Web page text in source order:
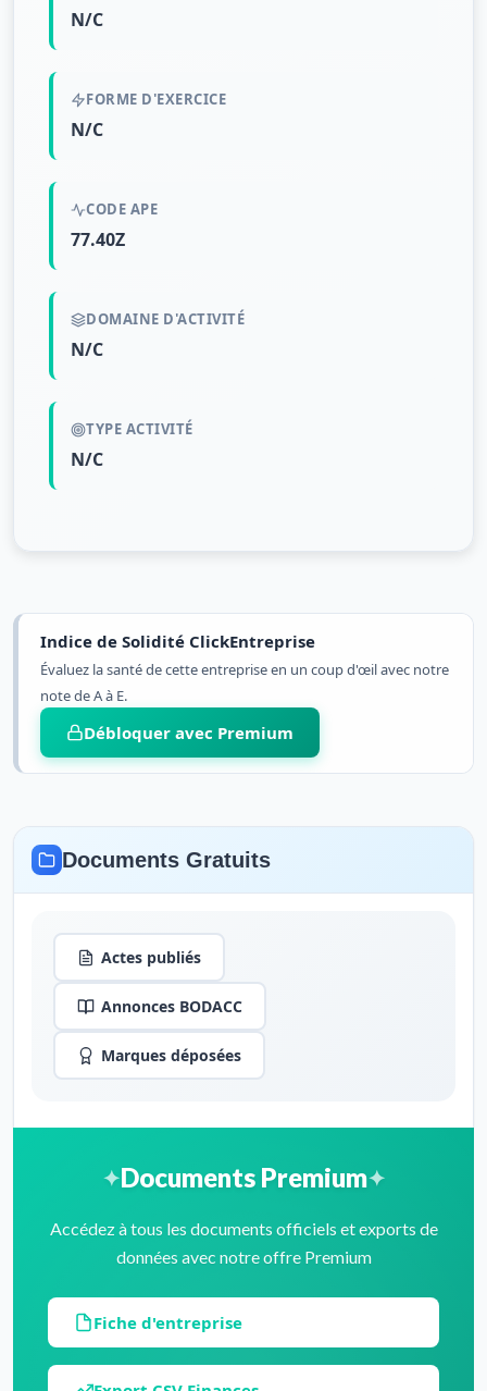
N/C
FORME D'EXERCICE
N/C
CODE APE
77.40Z
DOMAINE D'ACTIVITÉ
N/C
TYPE ACTIVITÉ
N/C
Indice de Solidité ClickEntreprise
Évaluez la santé de cette entreprise en un coup d'œil avec notre
note de A à E.
Débloquer avec Premium
Documents Gratuits
Actes publiés
Annonces BODACC
Marques déposées
Documents Premium
Accédez à tous les documents officiels et exports de
données avec notre offre Premium
Fiche d'entreprise